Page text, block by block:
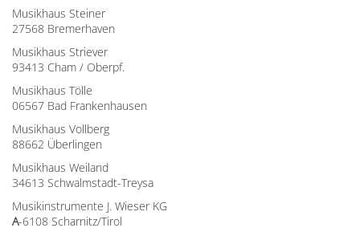
Musikhaus Steiner
27568 Bremerhaven
Musikhaus Striever
93413 Cham / Oberpf.
Musikhaus Tölle
06567 Bad Frankenhausen
Musikhaus Vollberg
88662 Überlingen
Musikhaus Weiland
34613 Schwalmstadt-Treysa
Musikinstrumente J. Wieser KG
A-6108 Scharnitz/Tirol